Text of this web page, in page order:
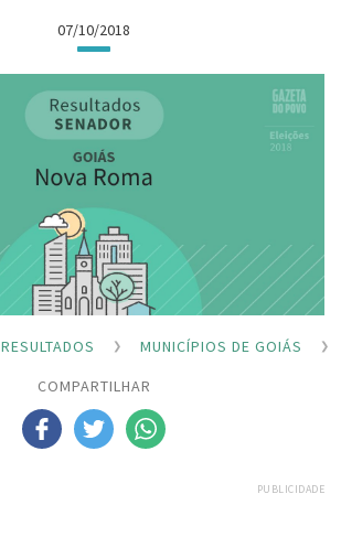
07/10/2018
RESULTADOS
MUNICÍPIOS DE GOIÁS
COMPARTILHAR
PUBLICIDADE